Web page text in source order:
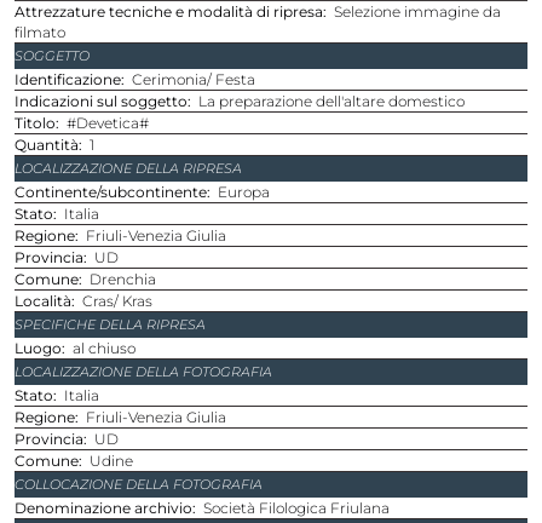
Attrezzature tecniche e modalità di ripresa
Selezione immagine da
filmato
SOGGETTO
Identificazione Cerimonia/ Festa
Indicazioni sul soggetto
La preparazione dell'altare domestico
Titolo
#Devetica#
Quantità
1
LOCALIZZAZIONE DELLA RIPRESA
Continente/subcontinente
Europa
Stato
Italia
Regione
Friuli-Venezia Giulia
Provincia
UD
Comune
Drenchia
Località
Cras/ Kras
SPECIFICHE DELLA RIPRESA
Luogo al chiuso
LOCALIZZAZIONE DELLA FOTOGRAFIA
Stato
Italia
Regione
Friuli-Venezia Giulia
Provincia
UD
Comune
Udine
COLLOCAZIONE DELLA FOTOGRAFIA
Denominazione archivio Società Filologica Friulana